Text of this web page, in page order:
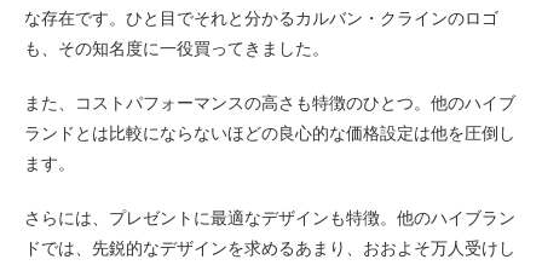
な存在です。ひと目でそれと分かるカルバン・クラインのロゴ
も、その知名度に一役買ってきました。
また、コストパフォーマンスの高さも特徴のひとつ。他のハイブ
ランドとは比較にならないほどの良心的な価格設定は他を圧倒し
ます。
さらには、プレゼントに最適なデザインも特徴。他のハイブラン
ドでは、先鋭的なデザインを求めるあまり、おおよそ万人受けし